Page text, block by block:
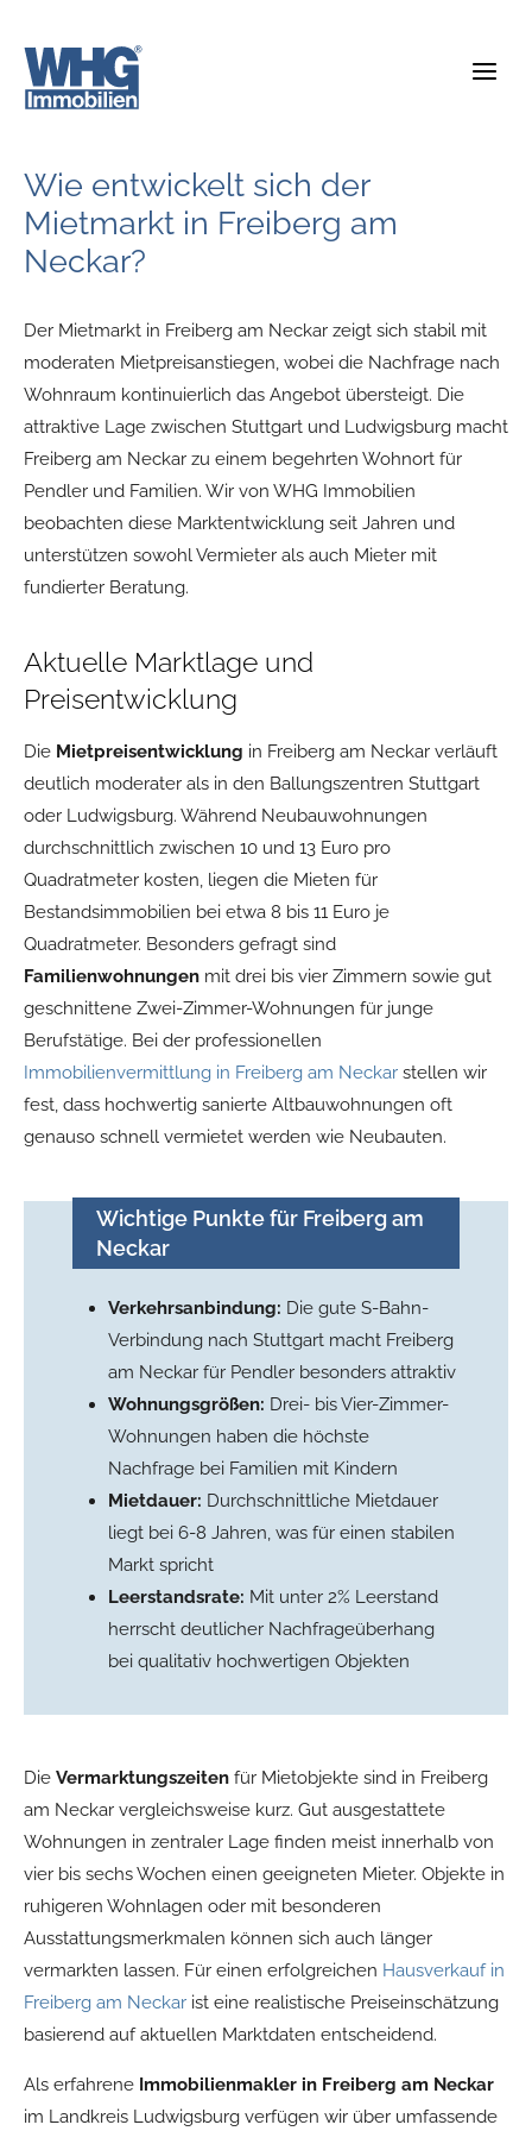
Inhalt
springen
Wie entwickelt sich der
Mietmarkt in Freiberg am
Neckar?
Der Mietmarkt in Freiberg am Neckar zeigt sich stabil mit
moderaten Mietpreisanstiegen, wobei die Nachfrage nach
Wohnraum kontinuierlich das Angebot übersteigt. Die
attraktive Lage zwischen Stuttgart und Ludwigsburg macht
Freiberg am Neckar zu einem begehrten Wohnort für
Pendler und Familien. Wir von WHG Immobilien
beobachten diese Marktentwicklung seit Jahren und
unterstützen sowohl Vermieter als auch Mieter mit
fundierter Beratung.
Aktuelle Marktlage und
Preisentwicklung
Die Mietpreisentwicklung in Freiberg am Neckar verläuft
deutlich moderater als in den Ballungszentren Stuttgart
oder Ludwigsburg. Während Neubauwohnungen
durchschnittlich zwischen 10 und 13 Euro pro
Quadratmeter kosten, liegen die Mieten für
Bestandsimmobilien bei etwa 8 bis 11 Euro je
Quadratmeter. Besonders gefragt sind
Familienwohnungen mit drei bis vier Zimmern sowie gut
geschnittene Zwei-Zimmer-Wohnungen für junge
Berufstätige. Bei der professionellen
Immobilienvermittlung in Freiberg am Neckar stellen wir
fest, dass hochwertig sanierte Altbauwohnungen oft
genauso schnell vermietet werden wie Neubauten.
Wichtige Punkte für Freiberg am
Neckar
Verkehrsanbindung: Die gute S-Bahn-
Verbindung nach Stuttgart macht Freiberg
am Neckar für Pendler besonders attraktiv
Wohnungsgrößen: Drei- bis Vier-Zimmer-
Wohnungen haben die höchste
Nachfrage bei Familien mit Kindern
Mietdauer: Durchschnittliche Mietdauer
liegt bei 6-8 Jahren, was für einen stabilen
Markt spricht
Leerstandsrate: Mit unter 2% Leerstand
herrscht deutlicher Nachfrageüberhang
bei qualitativ hochwertigen Objekten
Die Vermarktungszeiten für Mietobjekte sind in Freiberg
am Neckar vergleichsweise kurz. Gut ausgestattete
Wohnungen in zentraler Lage finden meist innerhalb von
vier bis sechs Wochen einen geeigneten Mieter. Objekte in
ruhigeren Wohnlagen oder mit besonderen
Ausstattungsmerkmalen können sich auch länger
vermarkten lassen. Für einen erfolgreichen Hausverkauf in
Freiberg am Neckar ist eine realistische Preiseinschätzung
basierend auf aktuellen Marktdaten entscheidend.
Als erfahrene Immobilienmakler in Freiberg am Neckar
im Landkreis Ludwigsburg verfügen wir über umfassende